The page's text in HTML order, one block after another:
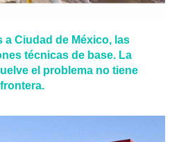
a Ciudad de México, las
técnicas de base. La
el problema no tiene
frontera.